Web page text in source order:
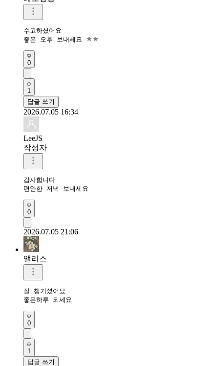
수고하셨어요
좋은 오후 보내세요 ㅎㅎ
0
1
답글 쓰기
2026.07.05 16:34
LeeJS
작성자
감사합니다
편안한 저녁 보내세요
0
2026.07.05 21:06
앨리스
잘 챙기셨어요
좋은하루 되세요
0
1
답글 쓰기